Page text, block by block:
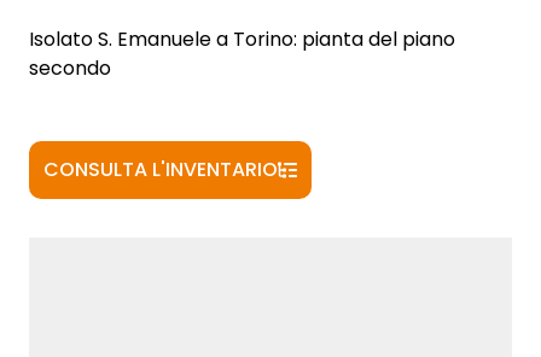
Isolato S. Emanuele a Torino: pianta del piano
secondo
CONSULTA L'INVENTARIO